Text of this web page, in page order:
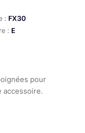
: FX30
: E
pour
accessoire.